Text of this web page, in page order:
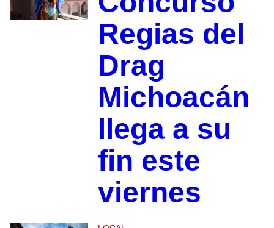
Regias del
Drag
Michoacán
llega a su
fin este
viernes